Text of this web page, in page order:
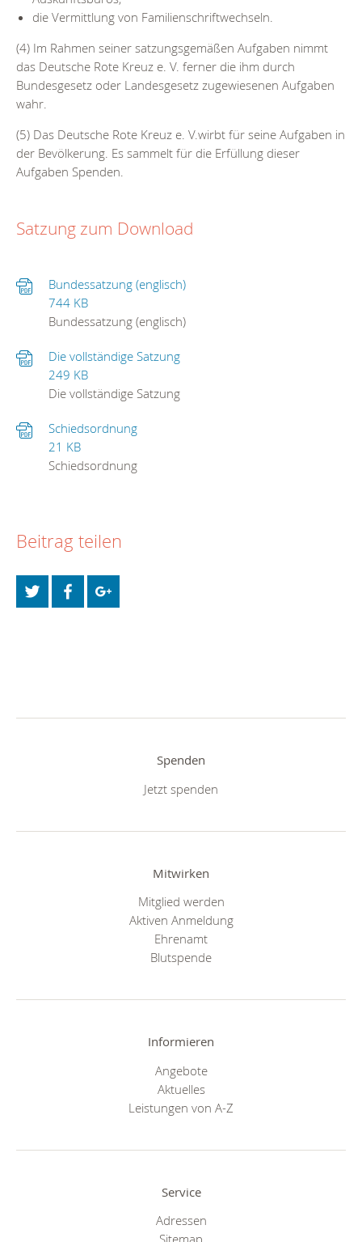
die Vermittlung von Familienschriftwechseln.
(4) Im Rahmen seiner satzungsgemäßen Aufgaben nimmt
das Deutsche Rote Kreuz e. V. ferner die ihm durch
Bundesgesetz oder Landesgesetz zugewiesenen Aufgaben
wahr.
(5) Das Deutsche Rote Kreuz e. V.wirbt für seine Aufgaben in
der Bevölkerung. Es sammelt für die Erfüllung dieser
Aufgaben Spenden.
Satzung zum Download
Bundessatzung (englisch)
744 KB
Bundessatzung (englisch)
Die vollständige Satzung
249 KB
Die vollständige Satzung
Schiedsordnung
21 KB
Schiedsordnung
Beitrag teilen
Spenden
Jetzt spenden
Mitwirken
Mitglied werden
Aktiven Anmeldung
Ehrenamt
Blutspende
Informieren
Angebote
Aktuelles
Leistungen von A-Z
Service
Adressen